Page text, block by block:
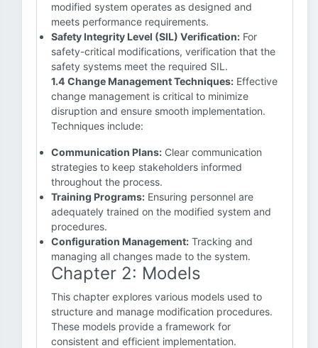
modified system operates as designed and
meets performance requirements.
Safety Integrity Level (SIL) Verification: For
safety-critical modifications, verification that the
safety systems meet the required SIL.
1.4 Change Management Techniques: Effective
change management is critical to minimize
disruption and ensure smooth implementation.
Techniques include:
Communication Plans: Clear communication
strategies to keep stakeholders informed
throughout the process.
Training Programs: Ensuring personnel are
adequately trained on the modified system and
procedures.
Configuration Management: Tracking and
managing all changes made to the system.
Chapter 2: Models
This chapter explores various models used to
structure and manage modification procedures.
These models provide a framework for
consistent and efficient implementation.